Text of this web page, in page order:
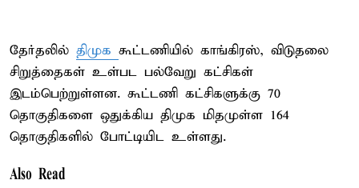
தேர்தலில் திமுக கூட்டணியில் காங்கிரஸ், விடுதலை
சிறுத்தைகள் உள்பட பல்வேறு கட்சிகள்
இடம்பெற்றுள்ளன. கூட்டணி கட்சிகளுக்கு 70
தொகுதிகளை ஒதுக்கிய திமுக மிதமுள்ள 164
தொகுதிகளில் போட்டியிட உள்ளது.
Also Read